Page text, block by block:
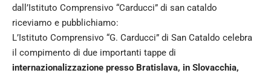
dall’Istituto Comprensivo “Carducci” di san cataldo
riceviamo e pubblichiamo:
L’Istituto Comprensivo “G. Carducci” di San Cataldo celebra
il compimento di due importanti tappe di
internazionalizzazione presso Bratislava, in Slovacchia,